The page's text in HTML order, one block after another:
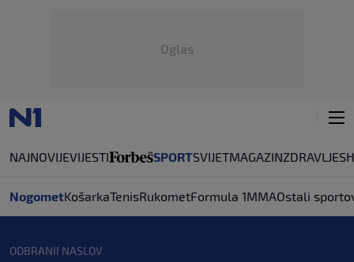
Oglas
NAJNOVIJEVIJESTI SPORTSVIJETMAGAZINZDRAVLJE
NogometKošarkaTenisRukometFormula 1MMAOstali
ODBRANII NASLOV